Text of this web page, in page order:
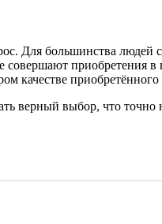
большинства людей
совершают
качестве приобретённого
верный выбор, что